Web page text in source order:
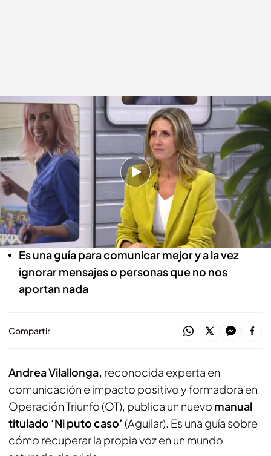
La experta en comunicación publica una guía sobre cómo recuperar la
propia voz en un mundo saturado de ruido.IMAGEN: Noticias Cuatro
Miguel Manso
27 NOV 2025 - 14:46h.
La experta en comunicación y formadora de
Operación Triunfo publica el libro titulado ‘Ni
puto caso’
Es una guía para comunicar mejor y a la vez
ignorar mensajes o personas que no nos
aportan nada
Compartir
Andrea Vilallonga, reconocida experta en
comunicación e impacto positivo y formadora en
Operación Triunfo (OT), publica un nuevo manual
titulado ‘Ni puto caso’(Aguilar). Es una guía sobre
cómo recuperar la propia voz en un mundo